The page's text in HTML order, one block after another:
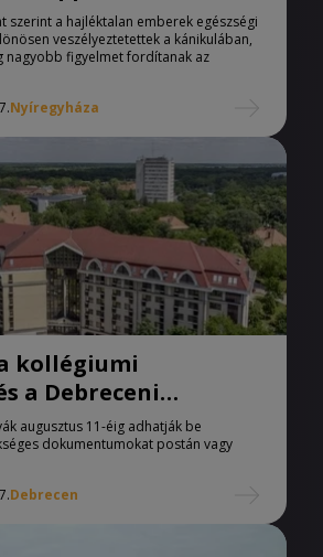
szerint a hajléktalan emberek egészségi
veszélyeztetettek a kánikulában,
nagyobb figyelmet fordítanak az
Nyíregyháza
kollégiumi
a Debreceni
augusztus 11-éig adhatják be
dokumentumokat postán vagy
Debrecen